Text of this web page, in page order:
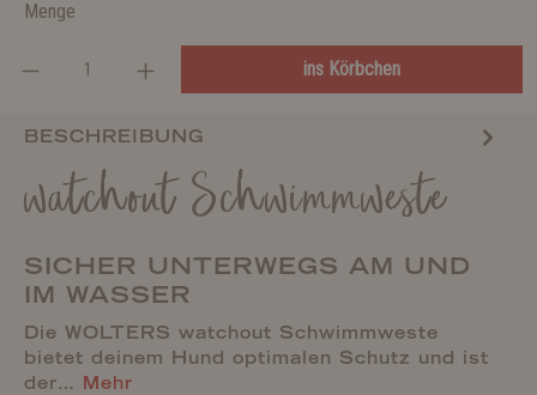
Menge
ins Körbchen
BESCHREIBUNG
watchout Schwimmweste
SICHER UNTERWEGS AM UND
IM WASSER
Die WOLTERS watchout Schwimmweste
bietet deinem Hund optimalen Schutz und ist
der… Mehr